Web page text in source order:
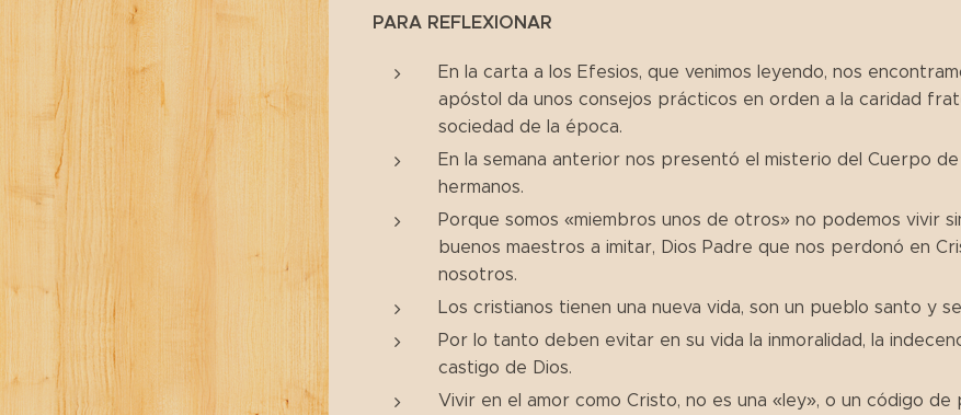
PARA REFLEXIONAR
En la carta a los Efesios, que venimos leyendo, nos
apóstol da unos consejos prácticos en orden a la caridad
sociedad de la época.
En la semana anterior nos presentó el misterio del Cuerpo
hermanos.
Porque somos «miembros unos de otros» no podemos vivir
buenos maestros a imitar, Dios Padre que nos perdonó en
nosotros.
Los cristianos tienen una nueva vida, son un pueblo santo y
Por lo tanto deben evitar en su vida la inmoralidad, la
castigo de Dios.
Vivir en el amor como Cristo, no es una «ley», o un código